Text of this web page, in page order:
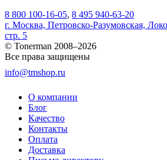
8 800 100-16-05, 8 495 940-63-20
г. Москва, Петровско-Разумовская,
стр. 5
© Tonerman 2008–2026
Все права защищены
info@tmshop.ru
О компании
Блог
Качество
Контакты
Оплата
Доставка